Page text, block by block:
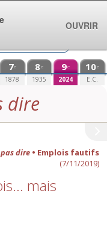
7e
1878
8e
1935
9e
2024
10e
E.C.
dire
dire• Emplois fautifs
(7/11/2019)
mais
OUVRIR